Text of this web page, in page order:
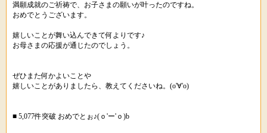
満願成就のご祈祷で、お子さまの願いが叶ったのですね。
おめでとうございます。
嬉しいことが舞い込んできて何よりです♪
お母さまの応援が通じたのでしょう。
ぜひまた何かよいことや
嬉しいことがありましたら、教えてくださいね。(o'∀'o)ゞ
■ 5,077件突破 おめでとぉ♪(ｏ'ー'ｏ)b